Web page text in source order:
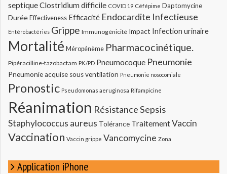
septiqueClostridium difficile COVID 19 Céfépime Daptomycine
Durée Effectiveness Efficacité Endocardite Infectieuse
Entérobactéries Grippe Immunogénicité Impact Infection urinaire
Mortalité Méropénème Pharmacocinétique.
Pipéracilline-tazobactam PK/PD Pneumocoque Pneumonie
Pneumonie acquise sous ventilation Pneumonie nosocomiale
Pronostic Pseudomonas aeruginosa Rifampicine
Réanimation RésistanceSepsis
Staphylococcus aureus Tolérance TraitementVaccin
Vaccination Vaccin grippe Vancomycine Zona
Application iPhone